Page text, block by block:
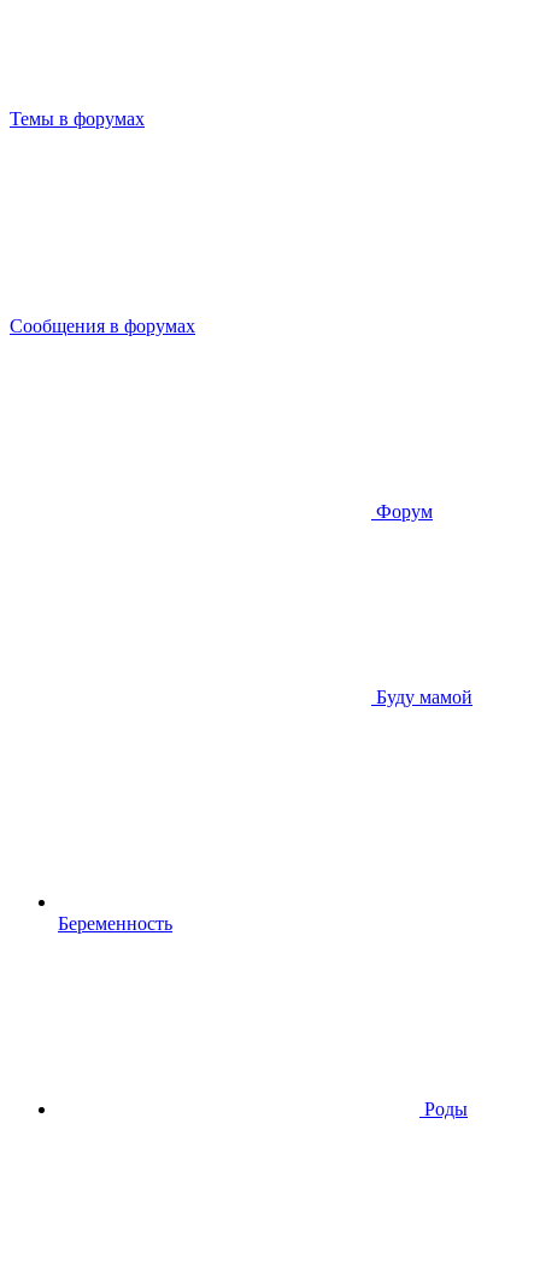
Темы в форумах
Сообщения в форумах
Форум
Буду мамой
Беременность
Роды